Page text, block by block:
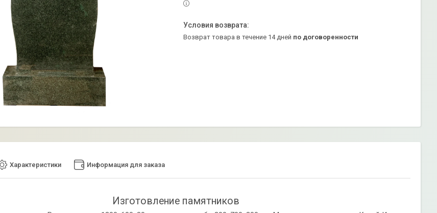
возврат товара в течение 14 дней по договоренности
Характеристики Информация для заказа
Изготовление памятников